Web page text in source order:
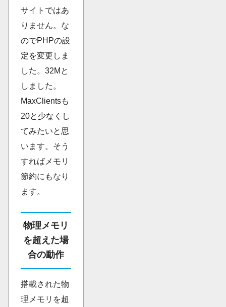
サイトではあ
りません。な
のでPHPの設
定を変更しま
した。32Mと
しました。
MaxClientsも
20と少なくし
てみたいと思
います。そう
すればメモリ
節約にもなり
ます。
物理メモリ
を超えた場
合の動作
搭載された物
理メモリを超